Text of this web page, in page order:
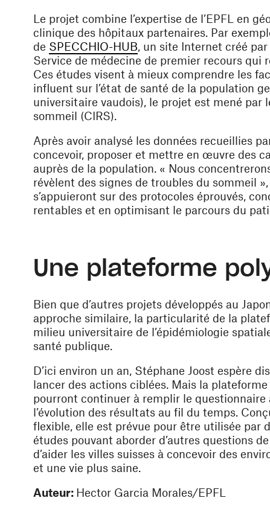
Le projet combine l’expertise de l’EPFL en
clinique des hôpitaux partenaires. Par
de SPECCHIO-HUB (ouvre une nouvelle
, un site Internet créé
Service de médecine de premier recours qui
Ces études visent à mieux comprendre les
influent sur l’état de santé de la population
universitaire vaudois), le projet est mené par
sommeil (CIRS).
Après avoir analysé les données recueillies
concevoir, proposer et mettre en œuvre des
auprès de la population. « Nous
révèlent des signes de troubles du sommeil
s’appuieront sur des protocoles éprouvés,
rentables et en optimisant le parcours du
Une plateforme
Bien que d’autres projets développés au
approche similaire, la particularité de la
milieu universitaire de l’épidémiologie
santé publique.
D’ici environ un an, Stéphane Joost espère
lancer des actions ciblées. Mais la
pourront continuer à remplir le questionnaire
l’évolution des résultats au fil du temps.
flexible, elle est prévue pour être utilisée par
études pouvant aborder d’autres questions
d’aider les villes suisses à concevoir des
et une vie plus saine.
Auteur: Hector Garcia Morales/EPFL